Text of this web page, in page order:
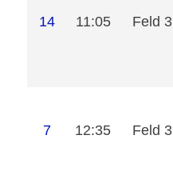
14 11:05 Feld 3
7 12:35 Feld 3